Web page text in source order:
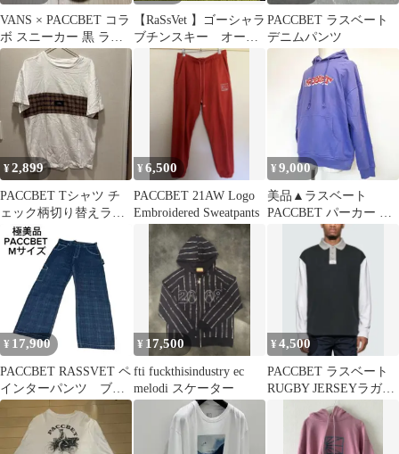
VANS × PACCBET コラ
ボ スニーカー 黒 ラス
ベート コラボ
【RaSsVet 】ゴーシャラ
ブチンスキー オーバ
ーサイズTシャツ
PACCBET ラスベート
デニムパンツ
¥2,899
PACCBET Tシャツ チ
ェック柄切り替えラス
ベート
¥6,500
PACCBET 21AW Logo
Embroidered Sweatpants
¥ 9,000
美品▲ラスベート
PACCBET パーカー XL
紫 パープル ロゴプリン
¥ 17,900
PACCBET RASSVET ペ
インターパンツ ブラ
ックウォッチ チェッ
ク M
¥ 17,500
fti fuckthisindustry ec
melodi スケーター
¥4,500
PACCBET ラスベート
RUGBY JERSEYラガー